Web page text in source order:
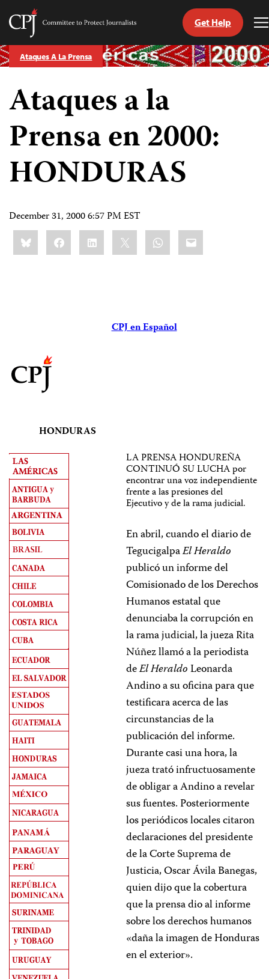
Skip
to
Committee
Protect
Journalists
Get Help
Ataques A La Prensa
Ataques a la
Prensa en 2000:
HONDURAS
December 31, 2000 6:57 PM EST
Share
this:BlueskyFacebookLinkedIn WhatsApp
Email
CPJ en Español
HONDURAS
LA PRENSA HONDUREÑA
CONTINUÓ SU LUCHA por
encontrar una voz independiente
frente a las presiones del
Ejecutivo y de la rama judicial.
En abril, cuando el diario de
TegucigalpaEl Heraldo
publicó un informe del
Comisionado de los Derechos
Humanos estatal que
denunciaba la corrupción en
la rama judicial, la jueza Rita
Núñez llamó a la periodista
deEl HeraldoLeonarda
Andino a su oficina para que
testificara acerca de las
circunstancias de la
publicación del informe.
Durante casi una hora, la
jueza trató infructuosamente
de obligar a Andino a revelar
sus fuentes. Posteriormente
los periódicos locales citaron
declaraciones del presidente
de la Corte Suprema de
Justicia, Oscar Ávila Banegas,
quien dijo que la cobertura
que la prensa dio al informe
sobre los derechos humanos
«daña la imagen de Honduras
en el exterior».